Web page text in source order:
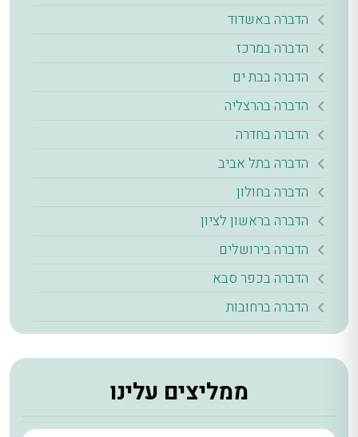
הדברה באשדוד
הדברה במרכז
הדברה בבת ים
הדברה בהרצליה
הדברה בחדרה
הדברה בתל אביב
הדברה בחולון
הדברה בראשון לציון
הדברה בירושלים
הדברה בכפר סבא
הדברה ברחובות
ממליצים עלינו